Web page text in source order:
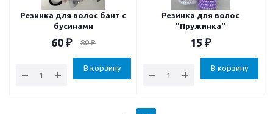
Резинка для волос бант с
бусинами
60₽ 80₽
В корзину
Резинка для волос
"Пружинка"
15 ₽
В корзину